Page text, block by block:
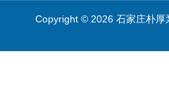
Copyright © 2026 石家庄朴厚